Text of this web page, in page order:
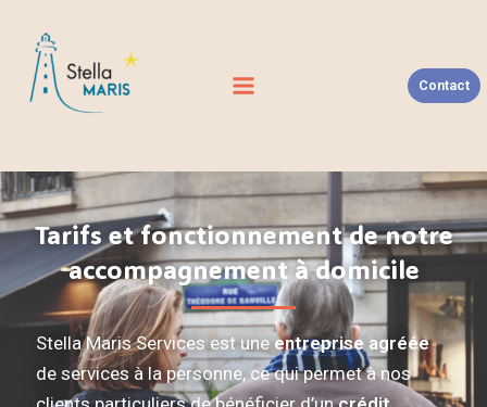
contenu
Contact
Tarifs et fonctionnement de notre
accompagnement à domicile
Stella Maris Services est uneentreprise agréée
de services à la personne, ce qui permet à nos